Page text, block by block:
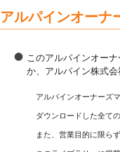
アルパインオーナ
このアルパインオー
か、アルパイン株式
アルパインオーナーズ
ダウンロードした全て
また、営業目的に限ら